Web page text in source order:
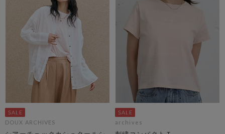
DOUX ARCHIVES archives